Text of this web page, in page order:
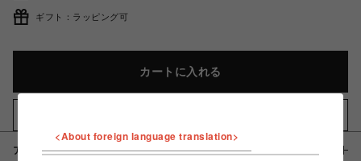
ギフト：ラッピング可
カートに入れる
アイテム説明 / 素材
<About foreign language translation>